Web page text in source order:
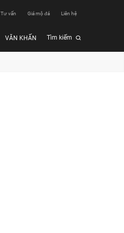
Tư vấn Giá mộ đá Liên hệ
Tìm kiếm
VĂN KHẤN